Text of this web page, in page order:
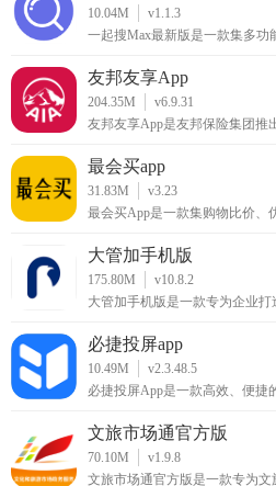
己的PPT模板，快速制作出专业
体验。总之，优品PPT模板APP
具。
10.04M
v1.1.3
一起搜Max最新版是一款集多功
友邦友享App
204.35M
v6.9.31
友邦友享App是友邦保险集团推
最会买app
31.83M
v3.23
最会买App是一款集购物比价、
大管加手机版
175.80M
v10.8.2
大管加手机版是一款专为企业打
必捷投屏app
10.49M
v2.3.48.5
必捷投屏App是一款高效、便捷
文旅市场通官方版
70.10M
v1.9.8
文旅市场通官方版是一款专为文